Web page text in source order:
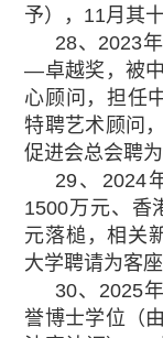
予），11月其
28、2023
—卓越奖，被
心顾问，担任
特聘艺术顾问
促进会总会聘
29、2024
1500万元、香
元落槌，相关
大学聘请为客座
30、2025
誉博士学位（